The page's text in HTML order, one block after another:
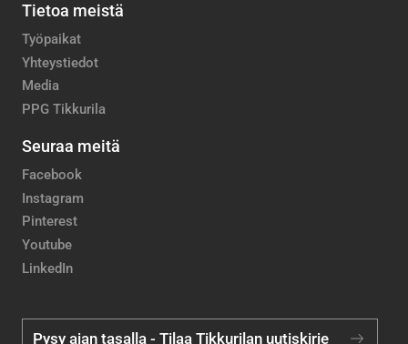
Tietoa meistä
Työpaikat
Yhteystiedot
Media
PPG Tikkurila
Seuraa meitä
Facebook
Instagram
Pinterest
Youtube
LinkedIn
Pysy ajan tasalla - Tilaa Tikkurilan uutiskirje